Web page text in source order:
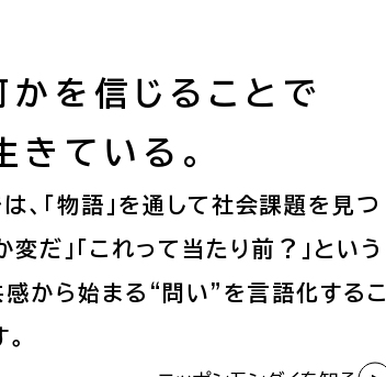
かを信じることで
きている。
、「物語」を通して社会課題を見つ
変だ」「これって当たり前？」という
感から始まる“問い”を言語化するこ